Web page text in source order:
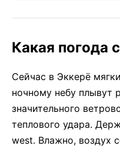
Какая погода
Сейчас в Эккерё
ночному небу плывут
значительного
теплового удара.
west. Влажно, воздух